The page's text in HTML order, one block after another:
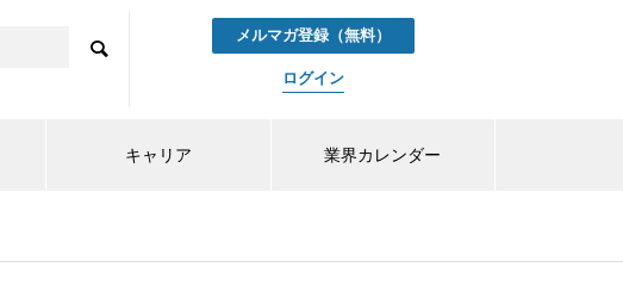
メルマガ登録（無料）
ログイン
キャリア 業界カレンダー